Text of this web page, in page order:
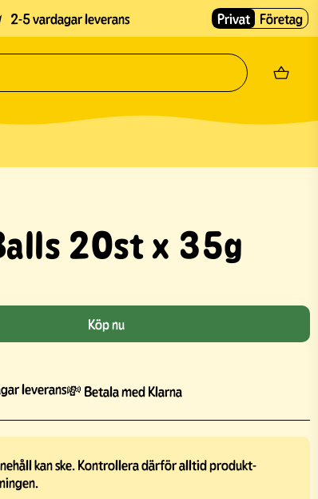
2-5 vardagar leverans Privat Företag
20st x 35g
Köp nu
leverans💸 Betala med Klarna
kan ske. Kontrollera därför alltid produkt-